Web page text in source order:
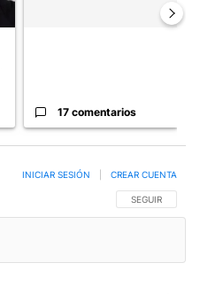
17 comentarios
SIGA ESTA
SEGUIR
INICIAR SESIÓN CREAR CUENTA